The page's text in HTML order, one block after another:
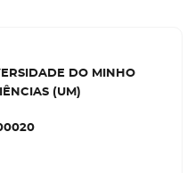
DO MINHO
(UM)